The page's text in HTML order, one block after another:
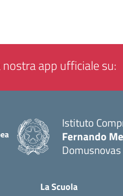
nostra app ufficiale su:
Istituto
Fernando
Domusnovas
La Scuola